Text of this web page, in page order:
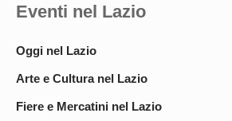
Eventi nel Lazio
Oggi nel Lazio
Arte e Cultura nel Lazio
Fiere e Mercatini nel Lazio